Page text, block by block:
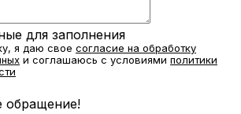
для заполнения
я даю свое согласие на обработку
и соглашаюсь с условиями политики
обращение!